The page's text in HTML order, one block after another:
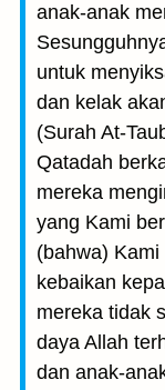
anak-anak
untuk
dan kelak
(Surah At-
Qatadah
mereka
yang Kami
(bahwa)
kebaikan
mereka tidak
daya Allah
dan anak-